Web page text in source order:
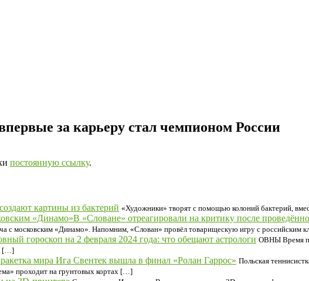
за карьеру стал чемпионом России
постоянную ссылку.
картины из бактерий «Художники» творят с помощью колоний бактерий,
В «Словане» отреагировали на критику после
с московским «Динамо». Напомним, «Слован» провёл товарищескую игру с российским
гороскоп на 2 февраля 2024 года: что обещают астрологи ОВНЫ Время
[…]
мира Ига Свентек вышла в финал «Ролан Гаррос» Польская
проходит на грунтовых кортах […]